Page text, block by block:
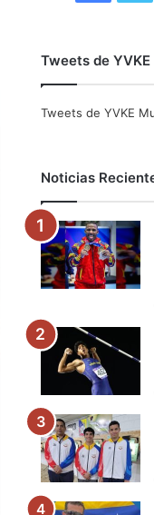
c
o
k
i
r
Tweets de
Tweets de YVKE
Noticias